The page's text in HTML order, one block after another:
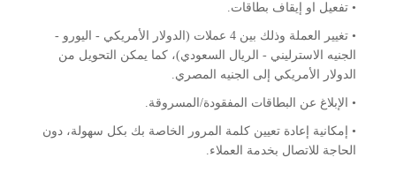
• تفعيل او إيقاف بطاقات.
• تغییر العملة وذلك بین 4 عملات (الدولار الأمریكي - الیورو -
الجنیه الاسترلیني - الریال السعودي)، كما یمكن التحویل من
الدولار الأمریكي إلى الجنیه المصري.
• الإبلاغ عن البطاقات المفقودة/المسروقة.
• إمكانیة إعادة تعيين كلمة المرور الخاصة بك بكل سهولة، دون
الحاجة للاتصال بخدمة العملاء.